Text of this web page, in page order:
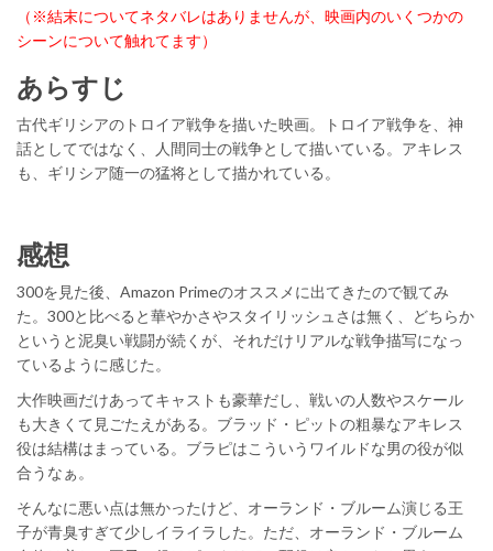
（※結末についてネタバレはありませんが、映画内のいくつかの
シーンについて触れてます）
あらすじ
古代ギリシアのトロイア戦争を描いた映画。トロイア戦争を、神
話としてではなく、人間同士の戦争として描いている。アキレス
も、ギリシア随一の猛将として描かれている。
感想
300を見た後、Amazon Primeのオススメに出てきたので観てみ
た。300と比べると華やかさやスタイリッシュさは無く、どちらか
というと泥臭い戦闘が続くが、それだけリアルな戦争描写になっ
ているように感じた。
大作映画だけあってキャストも豪華だし、戦いの人数やスケール
も大きくて見ごたえがある。ブラッド・ピットの粗暴なアキレス
役は結構はまっている。ブラピはこういうワイルドな男の役が似
合うなぁ。
そんなに悪い点は無かったけど、オーランド・ブルーム演じる王
子が青臭すぎて少しイライラした。ただ、オーランド・ブルーム